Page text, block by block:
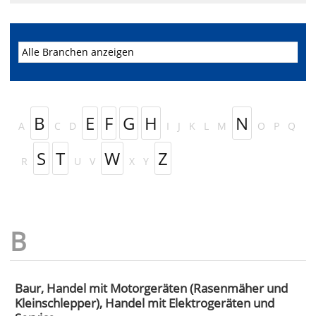
A B C D E F G H I J K L M N O P Q
R S T U V W X Y Z
Baur, Handel mit Motorgeräten (Rasenmäher und
Kleinschlepper), Handel mit Elektrogeräten und